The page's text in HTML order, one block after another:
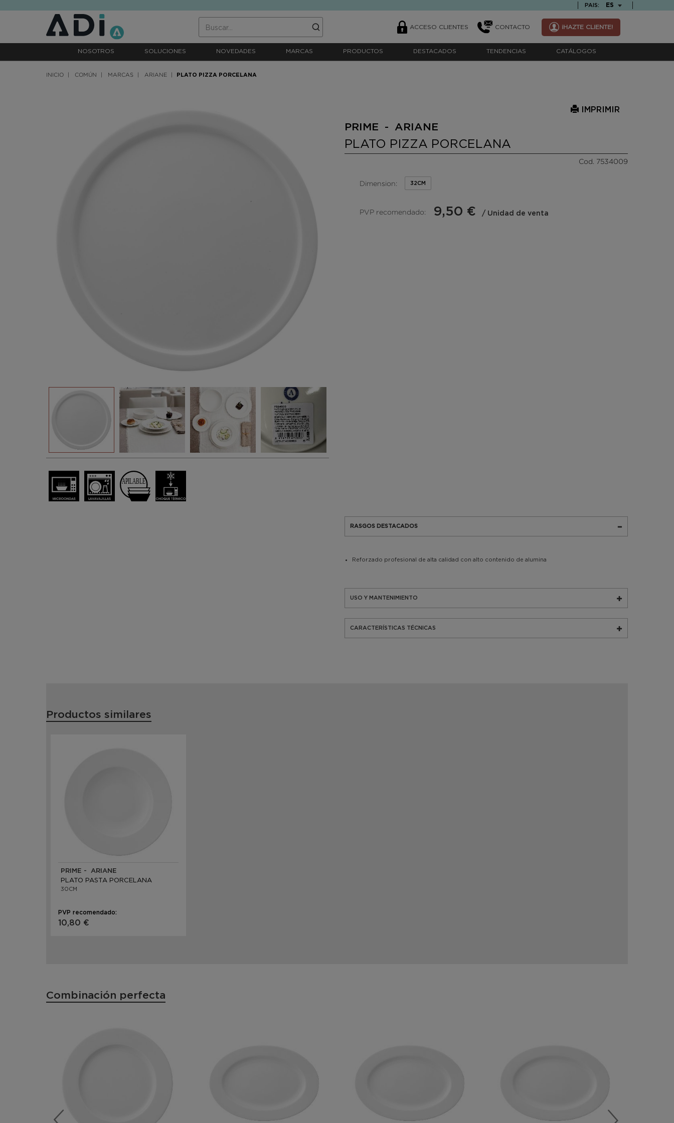
PAIS: TEXT.LANGUAGE
ES
ACCESO CLIENTES CONTACTO ¡HAZTE CLIENTE!
NOSOTROS SOLUCIONES NOVEDADES MARCAS PRODUCTOS DESTACADOS TENDENCIAS CATÁLOGOS
INICIO COMÚN MARCAS ARIANE PLATO PIZZA PORCELANA
IMPRIMIR
PRIME - ARIANE
PLATO PIZZA PORCELANA
Cod. 7534009
Dimension: 32CM
PVP recomendado: 9,50 € / Unidad de venta
RASGOS DESTACADOS
Reforzado profesional de alta calidad con alto contenido de alumina
USO Y MANTENIMIENTO
CARACTERÍSTICAS TÉCNICAS
Productos similares
PRIME - ARIANE
PLATO PASTA PORCELANA
30CM
PVP recomendado:
10,80 €
Combinación perfecta